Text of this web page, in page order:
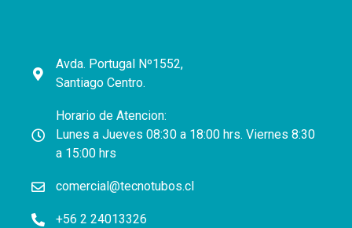
Avda. Portugal Nº1552,
Santiago Centro.
Horario de Atencion:
Lunes a Jueves 08:30 a 18:00 hrs. Viernes 8:30
a 15:00 hrs
comercial@tecnotubos.cl
+56 2 24013326